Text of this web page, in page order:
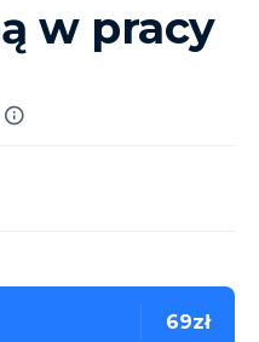
w pracy
69zł